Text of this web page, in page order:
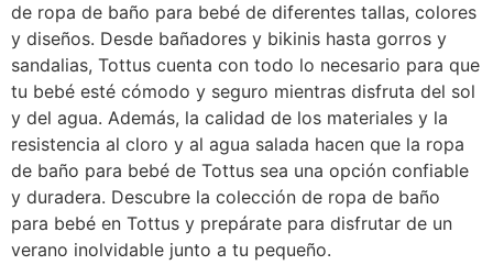
de ropa de baño para bebé de diferentes tallas, colores
y diseños. Desde bañadores y bikinis hasta gorros y
sandalias, Tottus cuenta con todo lo necesario para que
tu bebé esté cómodo y seguro mientras disfruta del sol
y del agua. Además, la calidad de los materiales y la
resistencia al cloro y al agua salada hacen que la ropa
de baño para bebé de Tottus sea una opción confiable
y duradera. Descubre la colección de ropa de baño
para bebé en Tottus y prepárate para disfrutar de un
verano inolvidable junto a tu pequeño.